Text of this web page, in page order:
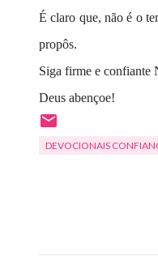
É claro que, não é o
propôs.
Siga firme e confiante
Deus abençoe!
DEVOCIONAIS